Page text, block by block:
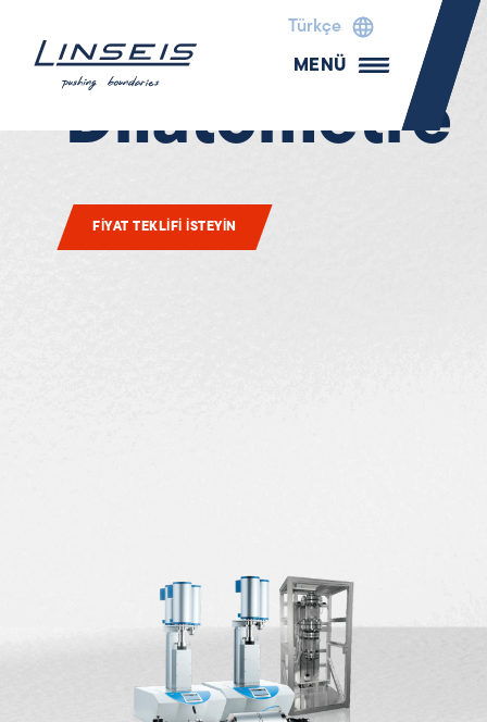
Türkçe
MENÜ
Dilatometre
FIYAT TEKLIFI ISTEYIN